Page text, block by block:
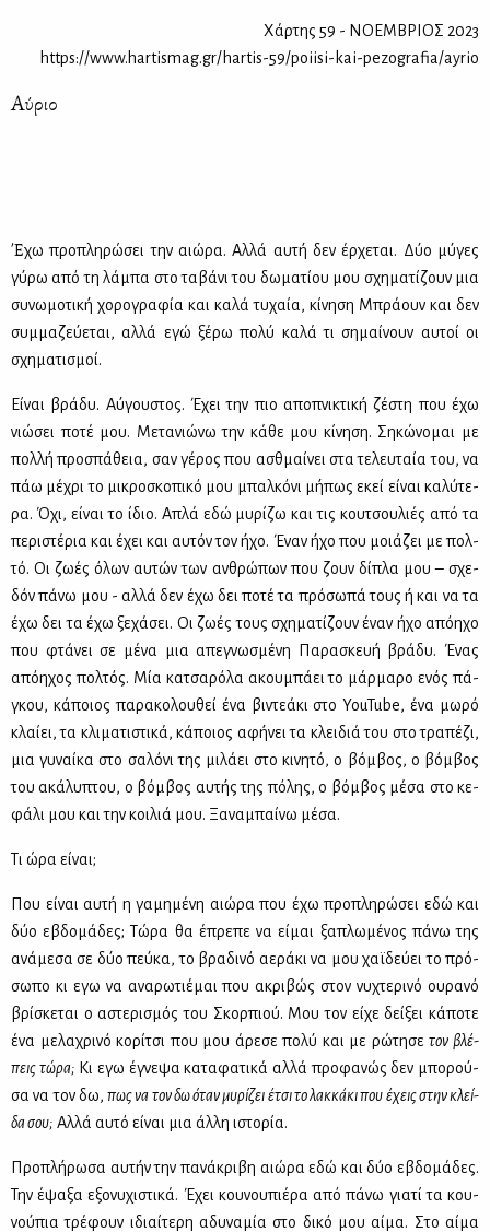
Χάρτης 59 - ΝΟΕΜΒΡΙΟΣ 2023
https://www.hartismag.gr/hartis-59/poiisi-kai-pezografia/ayrio
Αύριο
Έχω προ­πλη­ρώ­σει την αιώ­ρα. Αλ­λά αυ­τή δεν έρ­χε­ται. Δύο μύ­γες
γύ­ρω από τη λά­μπα στο τα­βά­νι του δω­μα­τί­ου μου σχη­μα­τί­ζουν μια
συ­νω­μο­τι­κή χο­ρο­γρα­φία και κα­λά τυ­χαία, κί­νη­ση Μπρά­ουν και δεν
συμ­μα­ζεύ­ε­ται, αλ­λά εγώ ξέ­ρω πο­λύ κα­λά τι ση­μαί­νουν αυ­τοί οι
σχη­μα­τι­σμοί.
Εί­ναι βρά­δυ. Αύ­γου­στος. Έχει την πιο απο­πνι­κτι­κή ζέ­στη που έχω
νιώ­σει πο­τέ μου. Με­τα­νιώ­νω την κά­θε μου κί­νη­ση. Ση­κώ­νο­μαι με
πολ­λή προ­σπά­θεια, σαν γέ­ρος που ασθμαί­νει στα τε­λευ­ταία του, να
πάω μέ­χρι το μι­κρο­σκο­πι­κό μου μπαλ­κό­νι μή­πως εκεί εί­ναι κα­λύ­τε­
ρα. Όχι, εί­ναι το ίδιο. Απλά εδώ μυ­ρί­ζω και τις κου­τσου­λιές από τα
πε­ρι­στέ­ρια και έχει και αυ­τόν τον ήχο. Έναν ήχο που μοιά­ζει με πολ­
τό. Οι ζω­ές όλων αυ­τών των αν­θρώ­πων που ζουν δί­πλα μου – σχε­
δόν πά­νω μου - αλ­λά δεν έχω δει πο­τέ τα πρό­σω­πά τους ή και να τα
έχω δει τα έχω ξε­χά­σει. Οι ζω­ές τους σχη­μα­τί­ζουν έναν ήχο από­η­χο
που φτά­νει σε μέ­να μια απε­γνω­σμέ­νη Πα­ρα­σκευή βρά­δυ. Ένας
από­η­χος πολ­τός. Μία κα­τσα­ρό­λα ακου­μπά­ει το μάρ­μα­ρο ενός πά­
γκου, κά­ποιος πα­ρα­κο­λου­θεί ένα βι­ντε­ά­κι στο YouTube, ένα μω­ρό
κλαί­ει, τα κλι­μα­τι­στι­κά, κά­ποιος αφή­νει τα κλει­διά του στο τρα­πέ­ζι,
μια γυ­ναί­κα στο σα­λό­νι της μι­λά­ει στο κι­νη­τό, ο βόμ­βος, ο βόμ­βος
του ακά­λυ­πτου, ο βόμ­βος αυ­τής της πό­λης, ο βόμ­βος μέ­σα στο κε­
φά­λι μου και την κοι­λιά μου. Ξα­να­μπαί­νω μέ­σα.
Τι ώρα εί­ναι;
Που εί­ναι αυ­τή η γα­μη­μέ­νη αιώ­ρα που έχω προ­πλη­ρώ­σει εδώ και
δύο εβδο­μά­δες; Τώ­ρα θα έπρε­πε να εί­μαι ξα­πλω­μέ­νος πά­νω της
ανά­με­σα σε δύο πεύ­κα, το βρα­δι­νό αε­ρά­κι να μου χαϊ­δεύ­ει το πρό­
σω­πο κι εγω να ανα­ρω­τιέ­μαι που ακρι­βώς στον νυ­χτε­ρι­νό ου­ρα­νό
βρί­σκε­ται ο αστε­ρι­σμός του Σκορ­πιού. Μου τον εί­χε δεί­ξει κά­πο­τε
ένα με­λα­χρι­νό κο­ρί­τσι που μου άρε­σε πο­λύ και με ρώ­τη­σετον βλέ­
πεις τώ­ρα; Κι εγω έγνε­ψα κα­τα­φα­τι­κά αλ­λά προ­φα­νώς δεν μπο­ρού­
σα να τον δω, πως να τον δω όταν μυ­ρί­ζει έτσι το λακ­κά­κι που έχεις στην κλεί­
δα σου; Αλ­λά αυ­τό εί­ναι μια άλ­λη ιστο­ρία.
Προ­πλή­ρω­σα αυ­τήν την πα­νά­κρι­βη αιώ­ρα εδώ και δύο εβδο­μά­δες.
Την έψα­ξα εξο­νυ­χι­στι­κά. Έχει κου­νου­πιέ­ρα από πά­νω για­τί τα κου­
νού­πια τρέ­φουν ιδιαί­τε­ρη αδυ­να­μία στο δι­κό μου αί­μα. Στο αί­μα